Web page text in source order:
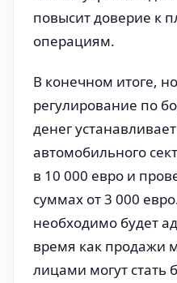
повысит доверие к
операциям.
В конечном итоге,
регулирование по
денег
автомобильного
в 10 000 евро и
суммах от 3 000
необходимо будет
время как продажи
лицами могут стать